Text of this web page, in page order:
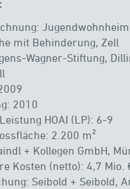
mit Behinderung, Zell
Wagner-Stiftung,
2010
HOAI (LP): 6-9
2.200 m²
+ Kollegen GmbH,
Kosten (netto): 4,7 Mio.
Seibold + Seibold,